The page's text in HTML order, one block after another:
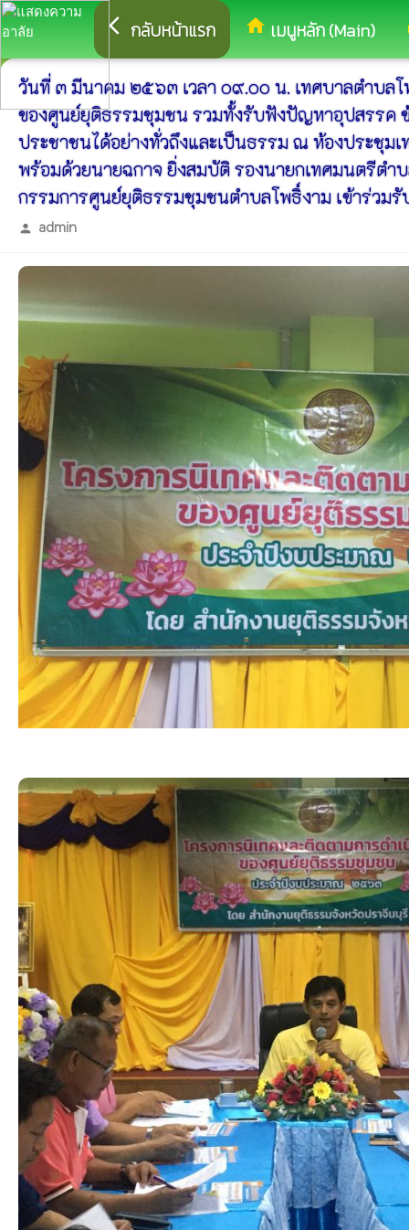
arrow_back_ios กลับหน้าแรก home เมนูหลัก (Main)
วันที่ ๓ มีนาคม ๒๕๖๓ เวลา ๐๙.๐๐ น. เทศบาลตำบล
ของศูนย์ยุติธรรมชุมชน รวมทั้งรับฟังปัญหาอุปสรรค
ประชาชนได้อย่างทั่วถึงและเป็นธรรม ณ ห้องประชุม
พร้อมด้วยนายฉกาจ ยิ่งสมบัติ รองนายกเทศมนตรีตำ
กรรมการศูนย์ยุติธรรมชุมชนตำบลโพธิ์งาม เข้าร่วม
person admin